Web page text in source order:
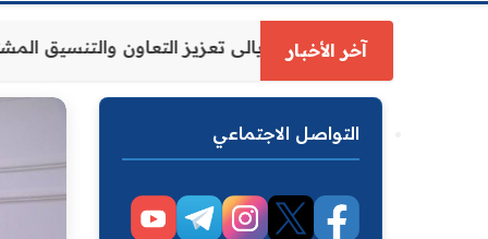
آخر الأخبار
الاقدم يبحث مع رئيس مجلس محافظة ديالى تعزيز
التواصل الاجتماعي